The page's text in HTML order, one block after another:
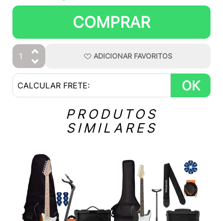
COMPRAR
ADICIONAR FAVORITOS
OK
PRODUTOS
SIMILARES